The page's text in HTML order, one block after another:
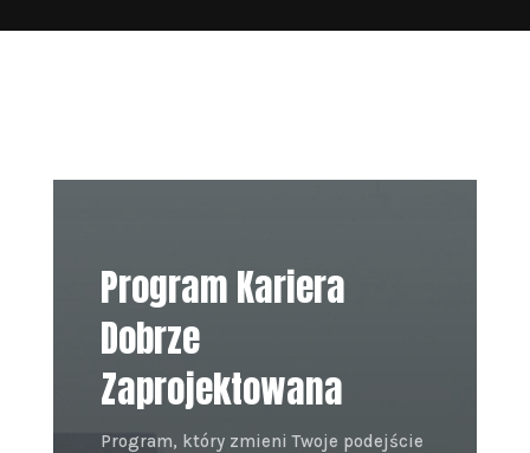
Program Kariera
Dobrze
Zaprojektowana
Program, który zmieni Twoje podejście